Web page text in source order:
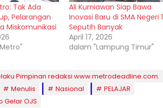
Tak Ada
Pelarangan
Miskomunikasi
Ali Kurniawan Siap Bawa
Inovasi Baru di SMA Negeri 1
Seputih Banyak
April 17, 2026
dalam "Lampung Timur"
Pimpinan redaksi www.metrodeadline.com.
Menulis Nasional
PELAJAR
Gelar OJS